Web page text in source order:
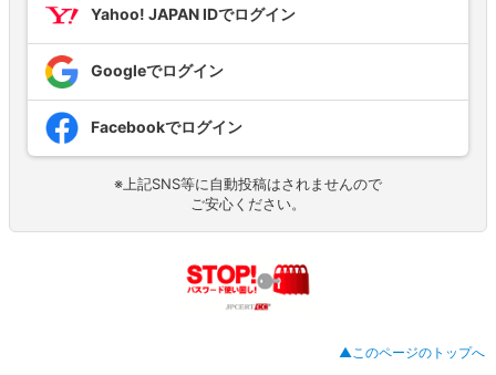
Yahoo! JAPAN IDでログイン
Googleでログイン
Facebookでログイン
※上記SNS等に自動投稿はされませんので
ご安心ください。
▲このページのトップへ